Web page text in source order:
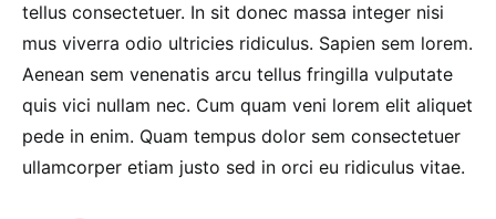
tellus consectetuer. In sit donec massa integer nisi
mus viverra odio ultricies ridiculus. Sapien sem lorem.
Aenean sem venenatis arcu tellus fringilla vulputate
quis vici nullam nec. Cum quam veni lorem elit aliquet
pede in enim. Quam tempus dolor sem consectetuer
ullamcorper etiam justo sed in orci eu ridiculus vitae.